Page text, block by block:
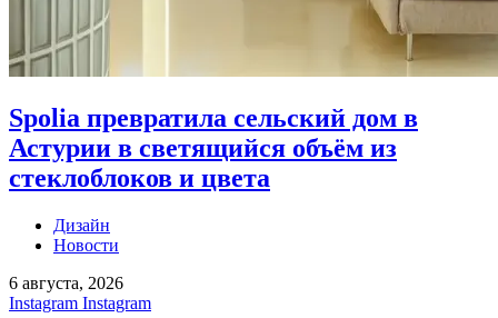
Spolia превратила сельский дом в
Астурии в светящийся объём из
стеклоблоков и цвета
Дизайн
Новости
6 августа, 2026
Instagram Instagram